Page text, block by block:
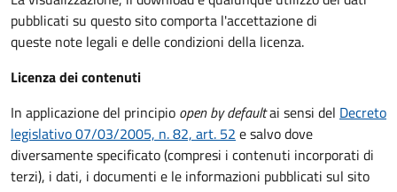
pubblicati su questo sito comporta l'accettazione di
queste note legali e delle condizioni della licenza.
Licenza dei contenuti
In applicazione del principio open by defaultai sensi del Decreto
legislativo 07/03/2005, n. 82, art. 52 e salvo dove
diversamente specificato (compresi i contenuti incorporati di
terzi), i dati, i documenti e le informazioni pubblicati sul sito